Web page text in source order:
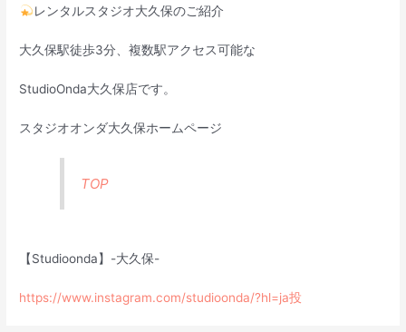
レンタルスタジオ大久保のご紹介
大久保駅徒歩3分、複数駅アクセス可能な
StudioOnda大久保店です。
スタジオオンダ大久保ホームページ
TOP
【Studioonda】-大久保-
https://www.instagram.com/studioonda/?hl=ja投